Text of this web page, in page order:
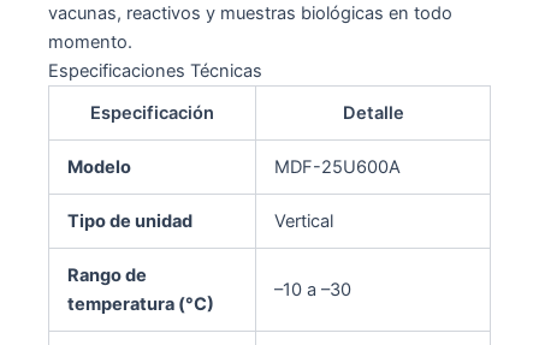
vacunas, reactivos y muestras biológicas en todo
momento.
Especificaciones Técnicas
Especificación
Detalle
Modelo MDF-25U600A
Tipo de unidad Vertical
Rango de
temperatura (°C)
–10 a –30